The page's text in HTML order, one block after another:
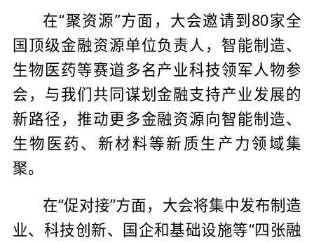
在“聚资源”方面，大会邀请到80家全
国顶级金融资源单位负责人，智能制造、
生物医药等赛道多名产业科技领军人物参
会，与我们共同谋划金融支持产业发展的
新路径，推动更多金融资源向智能制造、
生物医药、新材料等新质生产力领域集
聚。
在“促对接”方面，大会将集中发布制造
业、科技创新、国企和基础设施等“四张融